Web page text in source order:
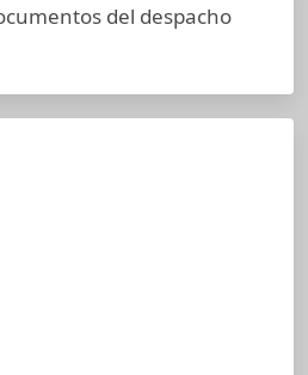
del despacho